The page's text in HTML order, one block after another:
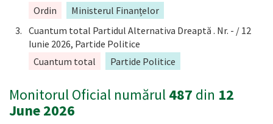
Ordin
Ministerul Finanțelor
Cuantum total Partidul Alternativa Dreaptă . Nr. - / 12
Iunie 2026, Partide Politice
Cuantum total
Partide Politice
Monitorul Oficial numărul487 din 12
June 2026